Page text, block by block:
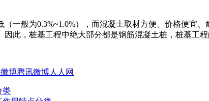
（一般为0.3%~1.0%），而混凝土取材方便、价格便宜
因此，桩基工程中绝大部分都是钢筋混凝土桩，桩基工
博腾讯微博人人网
类